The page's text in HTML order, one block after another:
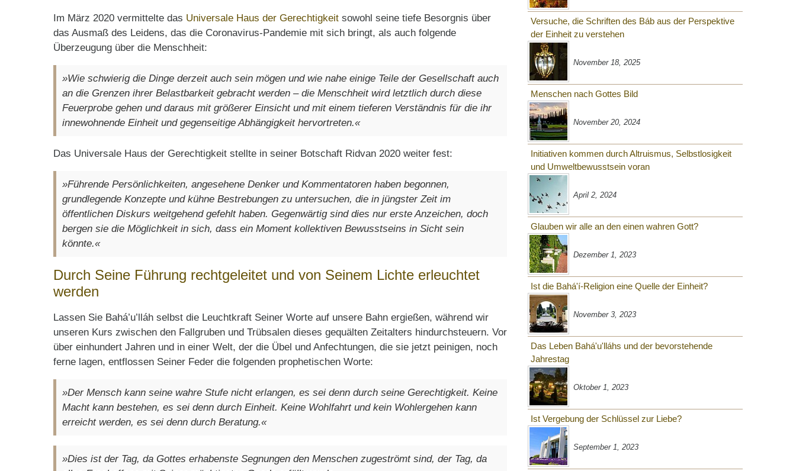
Im März 2020 vermittelte das Universale Haus der Gerechtigkeit sowohl seine tiefe Besorgnis über
das Ausmaß des Leidens, das die Coronavirus-Pandemie mit sich bringt, als auch folgende
Überzeugung über die Menschheit:
»Wie schwierig die Dinge derzeit auch sein mögen und wie nahe einige Teile der Gesellschaft auch
an die Grenzen ihrer Belastbarkeit gebracht werden – die Menschheit wird letztlich durch diese
Feuerprobe gehen und daraus mit größerer Einsicht und mit einem tieferen Verständnis für die ihr
innewohnende Einheit und gegenseitige Abhängigkeit hervortreten.«
Das Universale Haus der Gerechtigkeit stellte in seiner Botschaft Ridvan 2020 weiter fest:
»Führende Persönlichkeiten, angesehene Denker und Kommentatoren haben begonnen,
grundlegende Konzepte und kühne Bestrebungen zu untersuchen, die in jüngster Zeit im
öffentlichen Diskurs weitgehend gefehlt haben. Gegenwärtig sind dies nur erste Anzeichen, doch
bergen sie die Möglichkeit in sich, dass ein Moment kollektiven Bewusstseins in Sicht sein
könnte.«
Durch Seine Führung rechtgeleitet und von Seinem Lichte erleuchtet
werden
Lassen Sie Bahá’u’lláh selbst die Leuchtkraft Seiner Worte auf unsere Bahn ergießen, während wir
unseren Kurs zwischen den Fallgruben und Trübsalen dieses gequälten Zeitalters hindurchsteuern. Vor
über einhundert Jahren und in einer Welt, der die Übel und Anfechtungen, die sie jetzt peinigen, noch
ferne lagen, entflossen Seiner Feder die folgenden prophetischen Worte:
»Der Mensch kann seine wahre Stufe nicht erlangen, es sei denn durch seine Gerechtigkeit. Keine
Macht kann bestehen, es sei denn durch Einheit. Keine Wohlfahrt und kein Wohlergehen kann
erreicht werden, es sei denn durch Beratung.«
»Dies ist der Tag, da Gottes erhabenste Segnungen den Menschen zugeströmt sind, der Tag, da
Versuche, die Schriften des Báb aus der Perspektive
der Einheit zu verstehen
November 18, 2025
Menschen nach Gottes Bild
November 20, 2024
Initiativen kommen durch Altruismus, Selbstlosigkeit
und Umweltbewusstsein voran
April 2, 2024
Glauben wir alle an den einen wahren Gott?
Dezember 1, 2023
Ist die Bahá'í-Religion eine Quelle der Einheit?
November 3, 2023
Das Leben Bahá'u'lláhs und der bevorstehende
Jahrestag
Oktober 1, 2023
Ist Vergebung der Schlüssel zur Liebe?
September 1, 2023